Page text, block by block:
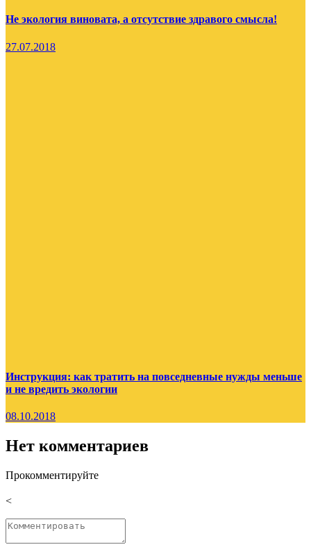
Не экология виновата, а отсутствие здравого смысла!
27.07.2018
Инструкция: как тратить на повседневные нужды меньше
и не вредить экологии
08.10.2018
Нет комментариев
Прокомментируйте
<